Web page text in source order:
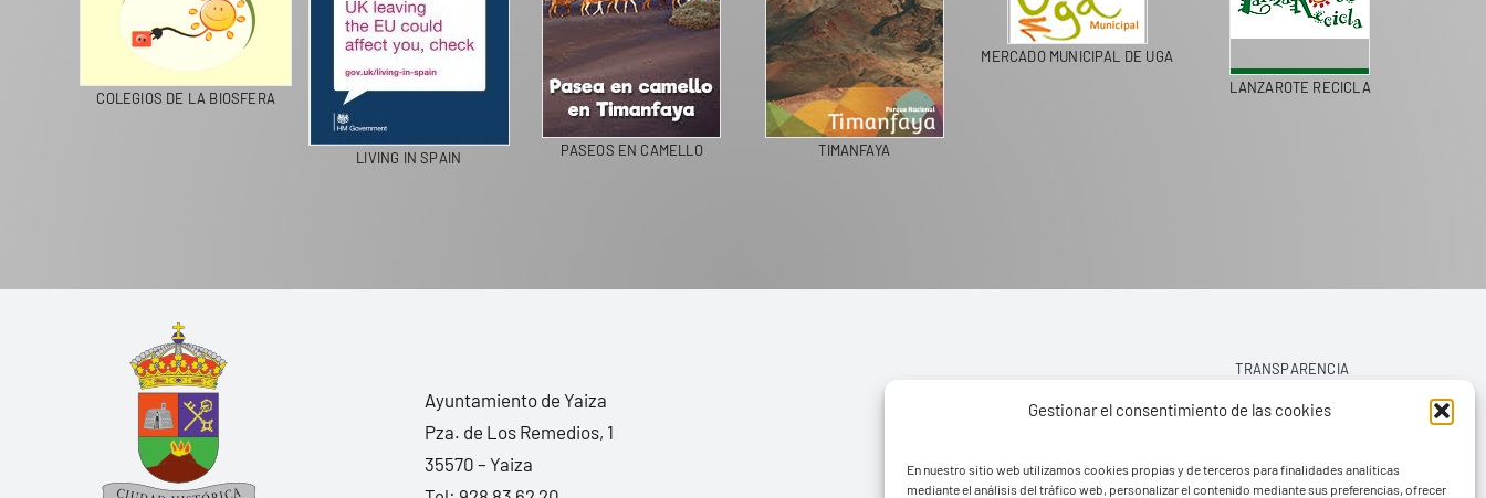
Gestionar el consentimiento de las cookies
En nuestro sitio web utilizamos cookies propias y de terceros para finalidades analíticas
mediante el análisis del tráfico web, personalizar el contenido mediante sus preferencias, ofrecer
COLEGIOS DE LA BIOSFERA
LIVING IN SPAIN PASEOS EN CAMELLO TIMANFAYA
MERCADO MUNICIPAL DE UGA
LANZAROTE RECICLA
Ayuntamiento de Yaiza
Pza. de Los Remedios, 1
35570 – Yaiza
TRANSPARENCIA
AVISO LEGAL
POLÍTICA DE PRIVACIDAD